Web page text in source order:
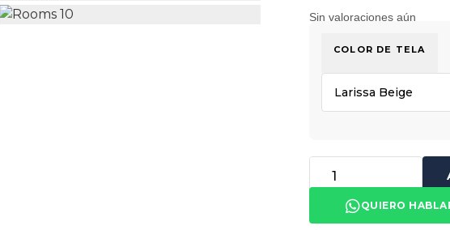
Sin valoraciones aún
COLOR DE TELA
QUIERO